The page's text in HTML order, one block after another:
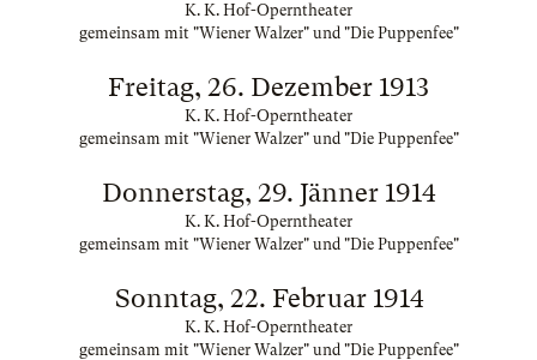
K. K. Hof-Operntheater
gemeinsam mit "Wiener Walzer" und "Die Puppenfee"
Freitag, 26. Dezember 1913
K. K. Hof-Operntheater
gemeinsam mit "Wiener Walzer" und "Die Puppenfee"
Donnerstag, 29. Jänner 1914
K. K. Hof-Operntheater
gemeinsam mit "Wiener Walzer" und "Die Puppenfee"
Sonntag, 22. Februar 1914
K. K. Hof-Operntheater
gemeinsam mit "Wiener Walzer" und "Die Puppenfee"